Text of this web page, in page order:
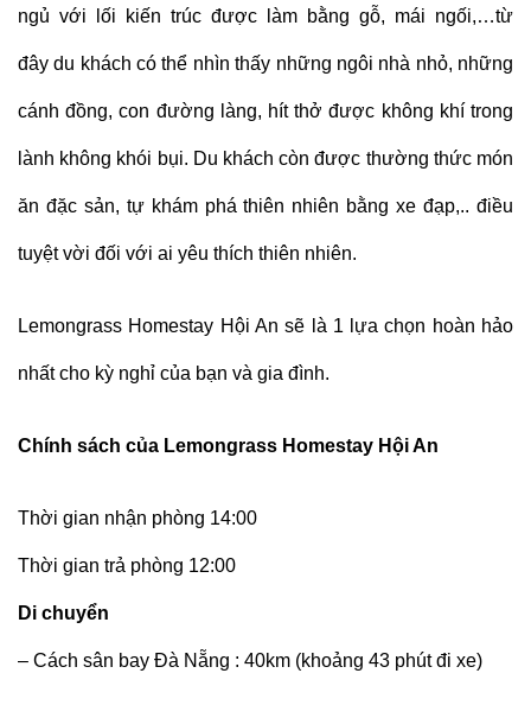
ngủ với lối kiến trúc được làm bằng gỗ, mái ngối,…từ
đây du khách có thể nhìn thấy những ngôi nhà nhỏ, những
cánh đồng, con đường làng, hít thở được không khí trong
lành không khói bụi. Du khách còn được thường thức món
ăn đặc sản, tự khám phá thiên nhiên bằng xe đạp,.. điều
tuyệt vời đối với ai yêu thích thiên nhiên.
Lemongrass Homestay Hội An sẽ là 1 lựa chọn hoàn hảo
nhất cho kỳ nghỉ của bạn và gia đình.
Chính sách của Lemongrass Homestay Hội An
Thời gian nhận phòng 14:00
Thời gian trả phòng 12:00
Di chuyển
– Cách sân bay Đà Nẵng : 40km (khoảng 43 phút đi xe)